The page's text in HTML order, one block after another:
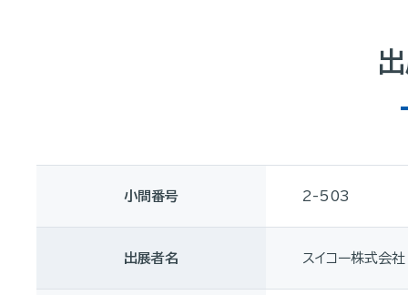
小間番号 2-503
出展者名 スイコー株式会社